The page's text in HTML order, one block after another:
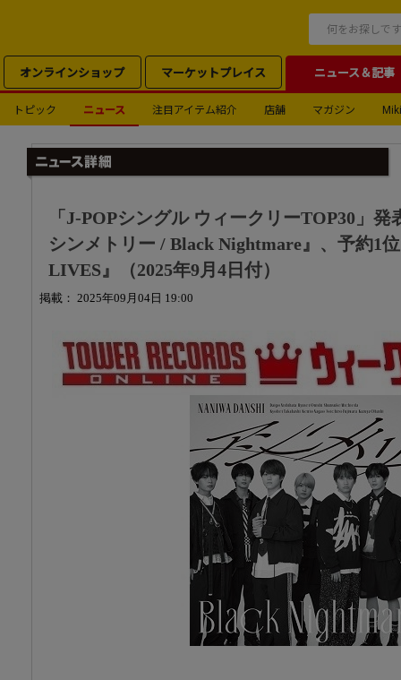
オンラインショップ マーケットプレイス ニュース＆記事
トピック ニュース 注目アイテム紹介 店舗 マガジン
「J-POPシングル ウィークリーTOP30」
シンメトリー / Black Nightmare』、予約1
LIVES』（2025年9月4日付）
掲載： 2025年09月04日 19:00